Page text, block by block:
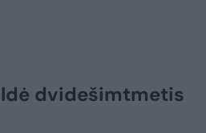
dvidešimtmetis